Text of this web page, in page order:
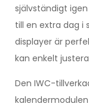
självständigt
till en extra dag i
displayer är
kan enkelt
Den IWC-